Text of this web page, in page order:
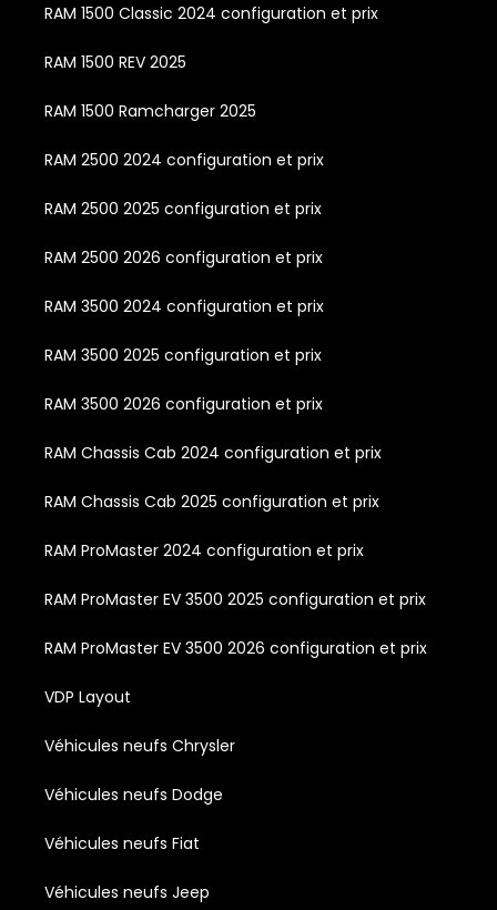
RAM 1500 Classic 2024 configuration et prix
RAM 1500 REV 2025
RAM 1500 Ramcharger 2025
RAM 2500 2024 configuration et prix
RAM 2500 2025 configuration et prix
RAM 2500 2026 configuration et prix
RAM 3500 2024 configuration et prix
RAM 3500 2025 configuration et prix
RAM 3500 2026 configuration et prix
RAM Chassis Cab 2024 configuration et prix
RAM Chassis Cab 2025 configuration et prix
RAM ProMaster 2024 configuration et prix
RAM ProMaster EV 3500 2025 configuration et prix
RAM ProMaster EV 3500 2026 configuration et prix
VDP Layout
Véhicules neufs Chrysler
Véhicules neufs Dodge
Véhicules neufs Fiat
Véhicules neufs Jeep